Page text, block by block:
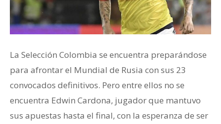
La Selección Colombia se encuentra preparándose
para afrontar el Mundial de Rusia con sus 23
convocados definitivos. Pero entre ellos no se
encuentra Edwin Cardona, jugador que mantuvo
sus apuestas hasta el final, con la esperanza de ser